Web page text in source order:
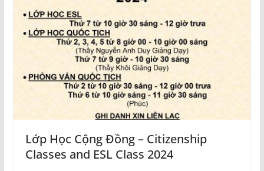
Lớp Học Cộng Đồng – Citizenship
Classes and ESL Class 2024